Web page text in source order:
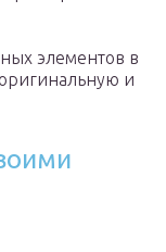
элементов в
и